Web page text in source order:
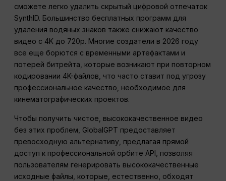
сможете легко удалить скрытый цифровой отпечаток
SynthID. Большинство бесплатных программ для
удаления водяных знаков также снижают качество
видео с 4K до 720p. Многие создатели в 2026 году
все еще борются с временными артефактами и
потерей битрейта, которые возникают при повторном
кодировании 4K-файлов, что часто ставит под угрозу
профессиональное качество, необходимое для
кинематографических проектов.
Чтобы получить чистое, высококачественное видео
без этих проблем, GlobalGPT предоставляет
превосходную альтернативу, предлагая прямой
доступ к профессиональной орбите API, позволяя
пользователям генерировать высококачественные
исходные файлы, которые, естественно, обходят